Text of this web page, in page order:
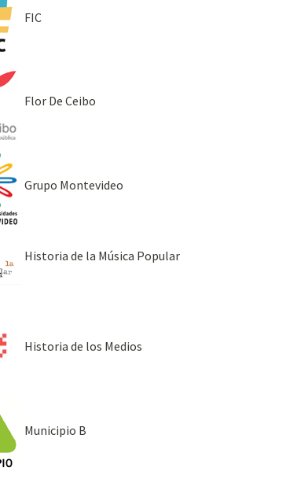
FIC
Flor De Ceibo
Grupo Montevideo
Historia de la Música Popular
Historia de los Medios
Municipio B